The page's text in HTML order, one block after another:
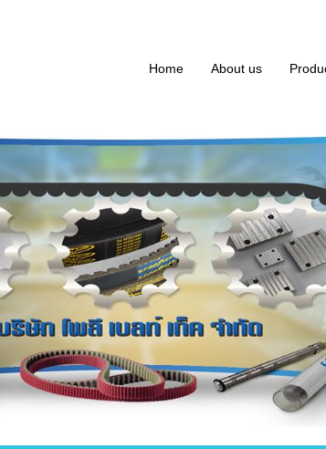
Home About us